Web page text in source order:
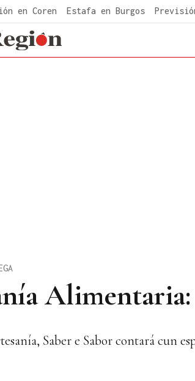
en Coren Estafa en Burgos
Alimentaria:
Saber e Sabor contará cun